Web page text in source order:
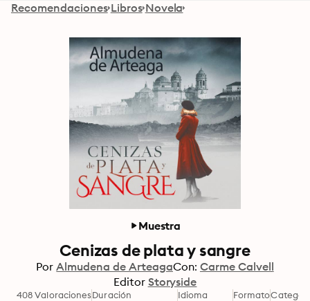
Recomendaciones Libros Novela
Muestra
Cenizas de plata y sangre
Por Almudena de ArteagaCon: Carme Calvell
Editor Storyside
408 ValoracionesDuración Idioma Formato